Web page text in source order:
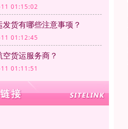
01:15:02
货有哪些注意事项？
01:12:45
货运服务商？
01:11:51